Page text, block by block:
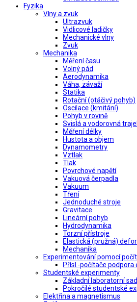
Fyzika
Vlny a zvuk
Ultrazvuk
Vidlicové ladičky
Mechanické vlny
Zvuk
Mechanika
Měření času
Volný pád
Aerodynamika
Váha, závaží
Statika
Rotační (otáčivý pohyb)
Oscilace (kmitání)
Pohyb v rovině
Svislá a vodorovná
Měření délky
Hustota a objem
Dynamometry
Vztlak
Tlak
Povrchové napětí
Vakuová čerpadla
Vakuum
Tření
Jednoduché stroje
Gravitace
Lineární pohyb
Hydrodynamika
Torzní přístroje
Elastická (pružná)
Mechanika
Experimentování pomocí
Přísl.-počítače podpora
Studentské experimenty
Základní laboratorní
Pokročilé studentské
Elektřina a magnetismus